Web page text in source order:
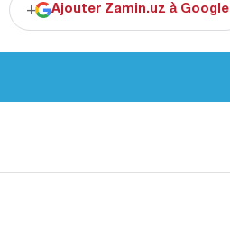
+ Ajouter Zamin.uz à Google